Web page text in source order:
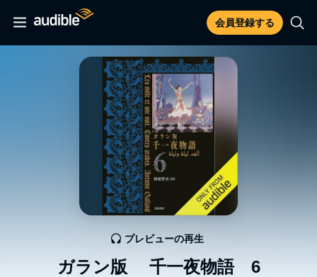
会員登録する
ガラン版 千一夜物語 6
プレビューの再生